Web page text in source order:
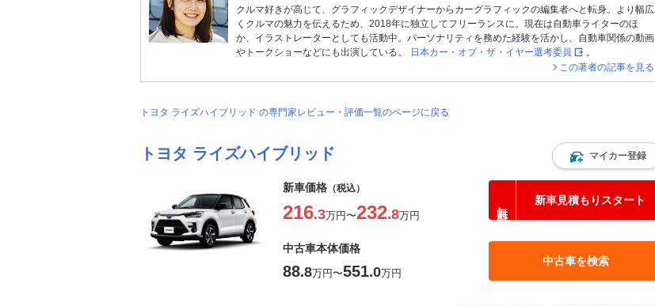
クルマ好きが高じて、グラフィックデザイナーからカーグラフィックの編集者へと転身。より幅広
くクルマの魅力を伝えるため、2018年に独立してフリーランスに。現在は自動車ライターのほ
か、イラストレーターとしても活動中。パーソナリティを務めた経験を活かし、自動車関係の動画
やトークショーなどにも出演している。
日本カー・オブ・ザ・イヤー選考委員
。
この著者の記事を見る
トヨタ ライズハイブリッド の専門家レビュー・評価一覧のページに戻る
トヨタ ライズハイブリッド マイカー登録
新車価格 （税込）
216.3万円〜232.8万円
新車見積もりスタート
中古車本体価格
88.8万円〜551.0万円
中古車を検索